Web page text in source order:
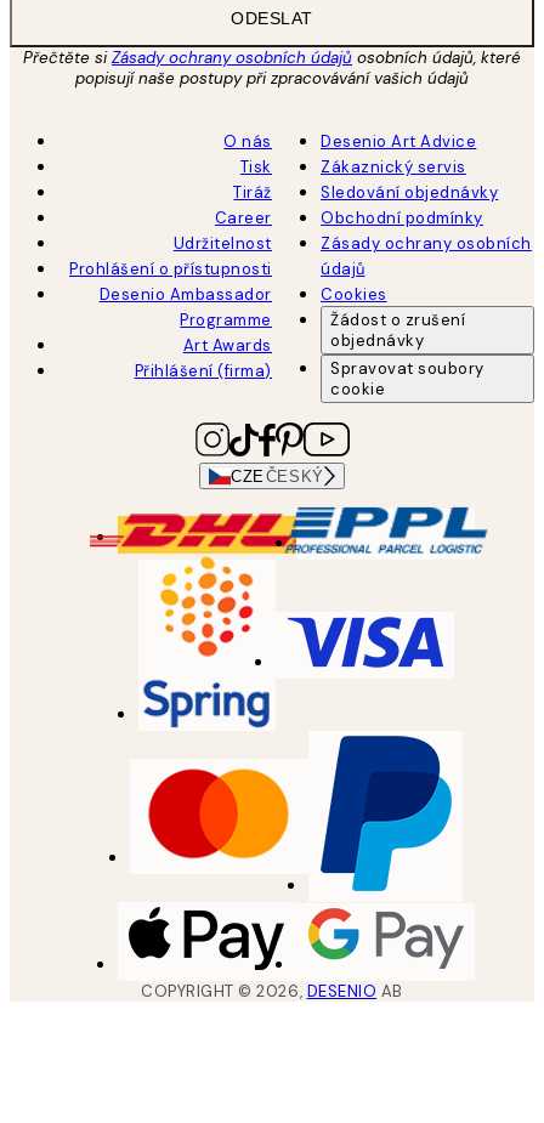
ODESLAT
Přečtěte siZásady ochrany osobních údajů osobních údajů, které
popisují naše postupy při zpracovávání vašich údajů
O nás
Tisk
Tiráž
Career
Udržitelnost
Prohlášení o přístupnosti
Desenio Ambassador
Programme
Art Awards
Přihlášení (firma)
Desenio Art Advice
Zákaznický servis
Sledování objednávky
Obchodní podmínky
Zásady ochrany osobních
údajů
Cookies
Žádost o zrušení
objednávky
Spravovat soubory
cookie
CZE ČESKÝ
COPYRIGHT ©2026, DESENIO AB